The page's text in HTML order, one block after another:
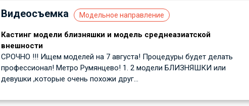
Видеосъемка Модельное направление
Кастинг модели близняшки и модель среднеазиатской
внешности
СРОЧНО !!! Ищем моделей на 7 августа! Процедуры будет делать
профессионал! Метро Румянцево! 1. 2 модели БЛИЗНЯШКИ или
девушки ,которые очень похожи друг...